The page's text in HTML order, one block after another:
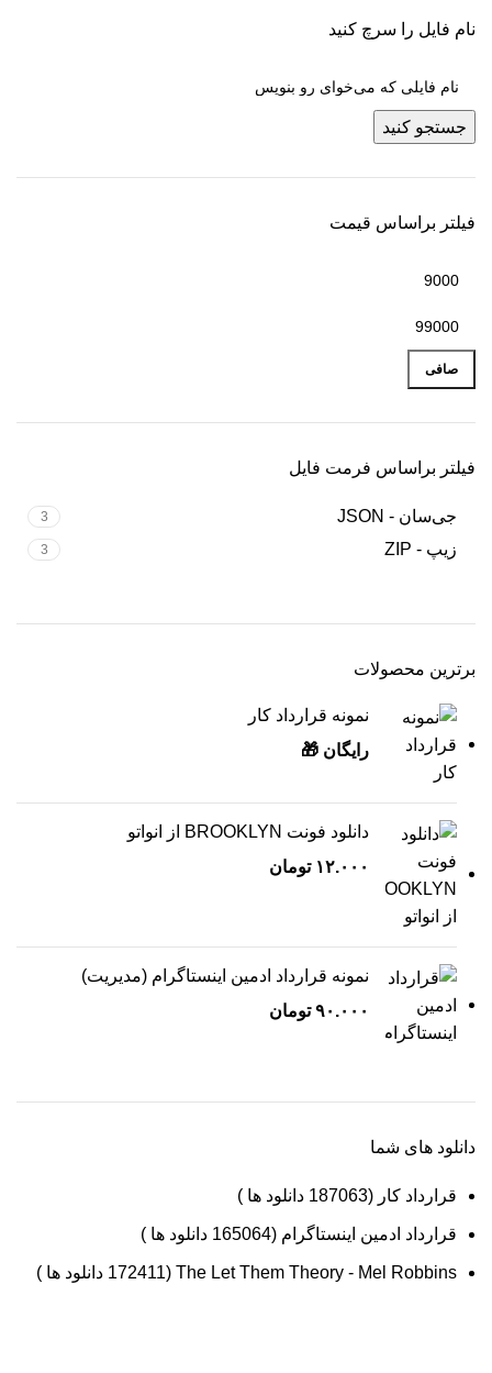
نام فایل را سرچ کنید
جستجو کنید
فیلتر براساس قیمت
صافی
فیلتر براساس فرمت فایل
جی‌سان - JSON 3
زیپ - ZIP 3
برترین محصولات
نمونه قرارداد کار
رایگان 🎁
دانلود فونت BROOKLYN از انواتو
۱۲.۰۰۰ تومان
نمونه قرارداد ادمین اینستاگرام (مدیریت)
۹۰.۰۰۰ تومان
دانلود های شما
قرارداد کار (187063 دانلود ها )
قرارداد ادمین اینستاگرام (165064 دانلود ها )
The Let Them Theory - Mel Robbins (172411 دانلود ها )